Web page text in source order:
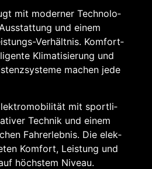
mit moder­ner Tech­no­lo­
und einem
Ver­hält­nis. Kom­fort­
Kli­ma­ti­sie­rung und
machen jede
mit sport­li­
Tech­nik und einem
Fahr­erleb­nis. Die elek­
Kom­fort, Leis­tung und
höchs­tem Niveau.